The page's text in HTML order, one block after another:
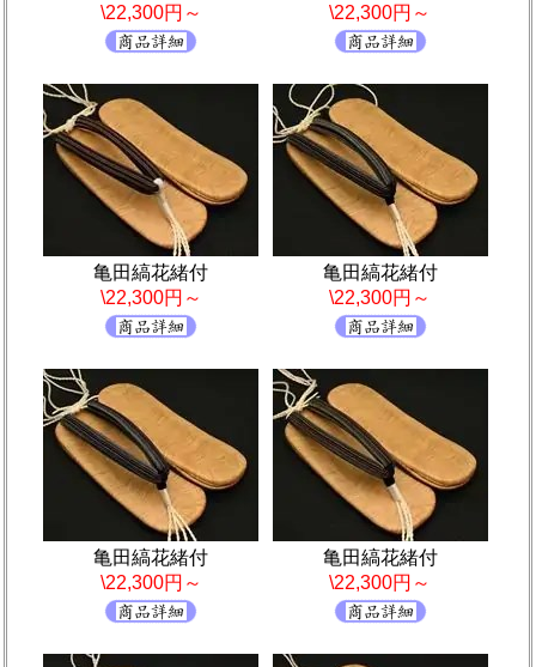
\22,300円～ \22,300円～
亀田縞花緒付
\22,300円～
亀田縞花緒付
\22,300円～
亀田縞花緒付
\22,300円～
亀田縞花緒付
\22,300円～